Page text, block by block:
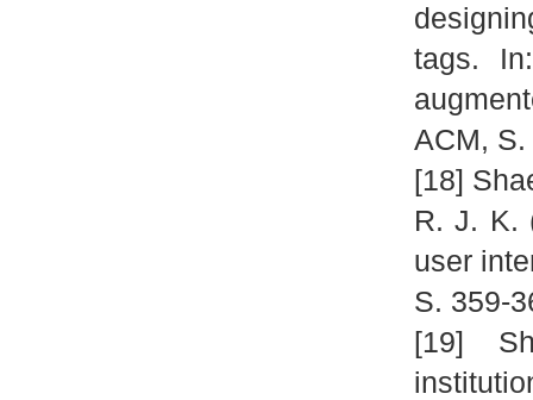
tags.
ACM, S.
[18]
R. J. K.
user
S. 359-
[19]